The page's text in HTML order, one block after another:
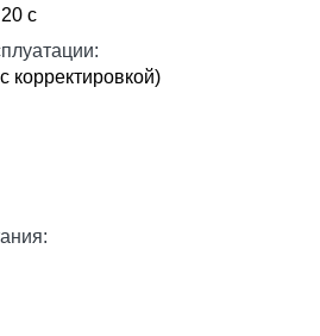
с
корректировкой)